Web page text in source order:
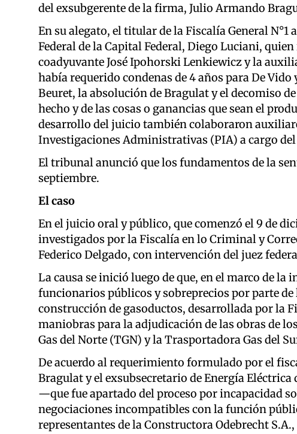
del exsubgerente de la firma, Julio Armando
En su alegato, el titular de la Fiscalía General
Federal de la Capital Federal, Diego Luciani,
coadyuvante José Ipohorski Lenkiewicz y la
había requerido condenas de 4 años para De Vido
Beuret, la absolución de Bragulat y el decomiso
hecho y de las cosas o ganancias que sean el
desarrollo del juicio también colaboraron
Investigaciones Administrativas (PIA) a cargo
El tribunal anunció que los fundamentos de la
septiembre.
El caso
En el juicio oral y público, que comenzó el 9 de
investigados por la Fiscalía en lo Criminal y
Federico Delgado, con intervención del juez
La causa se inició luego de que, en el marco de
funcionarios públicos y sobreprecios por parte de
construcción de gasoductos, desarrollada por la
maniobras para la adjudicación de las obras de
Gas del Norte (TGN) y la Trasportadora Gas del
De acuerdo al requerimiento formulado por el
Bragulat y el exsubsecretario de Energía
—que fue apartado del proceso por incapacidad
negociaciones incompatibles con la función
representantes de la Constructora Odebrecht